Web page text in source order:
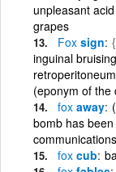
unpleasant
grapes
Fox sign
inguinal
(eponym of the
fox away
bomb has
fox cub